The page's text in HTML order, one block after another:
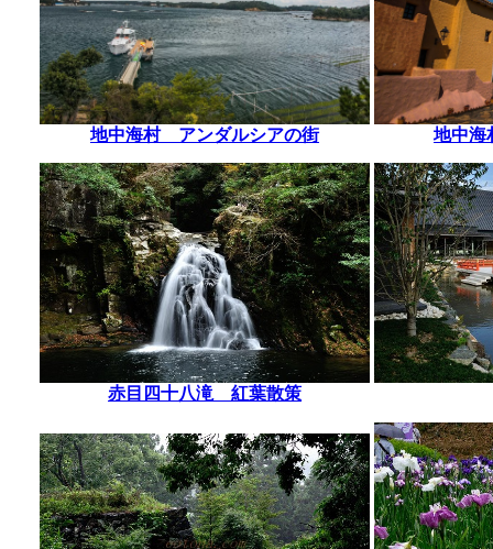
地中海村 アンダルシアの街 地中
赤目四十八滝 紅葉散策